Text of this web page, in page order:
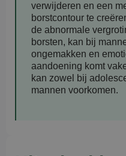
verwijderen en een
borstcontour te
de abnormale
borsten, kan bij
ongemakken en
aandoening komt
kan zowel bij
mannen voorkomen.